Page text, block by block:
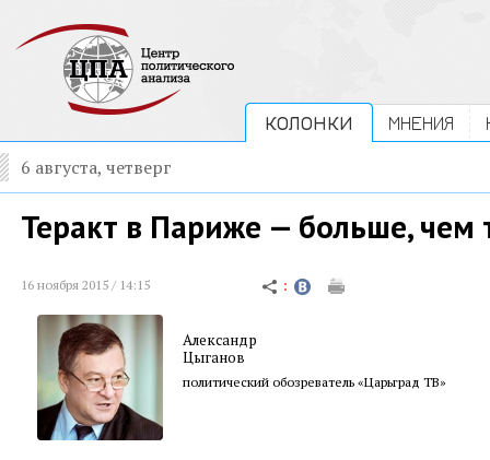
КОЛОНКИ МНЕНИЯ
6 августа, четверг
Теракт в Париже — больше, чем
16 ноября 2015 / 14:15
Александр
Цыганов
политический обозреватель «Царьград ТВ»